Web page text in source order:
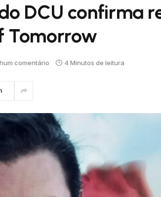
DCU confirma
Tomorrow
comentário 4 Minutos de leitura